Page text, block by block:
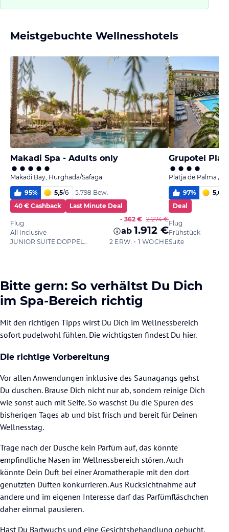
Meistgebuchte Wellnesshotels
Makadi Spa - Adults only
Makadi Bay, Hurghada/Safaga
95% 5,5/6
5.798 Bew.
40 € Cashback
Last Minute Deal
Flug
All Inclusive
- 362 € 2.274 €
ab 1.912 €
2 ERW. • 1 WOCHE
Platja de Palma /
97% 5,6
Deal
Flug
Frühstück
Suite
Bitte gern: So verhältst Du Dich
im Spa-Bereich richtig
Mit den richtigen Tipps wirst Du Dich im Wellnessbereich
sofort pudelwohl fühlen. Die wichtigsten findest Du hier.
Die richtige Vorbereitung
Vor allen Anwendungen inklusive des Saunagangs gehst
Du duschen. Brause Dich nicht nur ab, sondern reinige Dich
wie sonst auch mit Seife. So wäschst Du die Spuren des
bisherigen Tages ab und bist frisch und bereit für Deinen
Wellnesstag.
Trage nach der Dusche kein Parfüm auf, das könnte
empfindliche Nasen im Wellnessbereich stören. Auch
könnte Dein Duft bei einer Aromatherapie mit den dort
genutzten Düften konkurrieren. Aus Rücksichtnahme auf
andere und im eigenen Interesse darf das Parfümfläschchen
daher einmal pausieren.
Hast Du Bartwuchs und eine Gesichtsbehandlung gebucht,